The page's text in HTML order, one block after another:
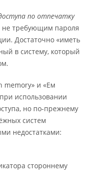
по отпечатку
не требующим пароля
Достаточно «иметь
в систему, который
memory» и «Ем
использовании
но по-прежнему
систем
недостатками:
стороннему